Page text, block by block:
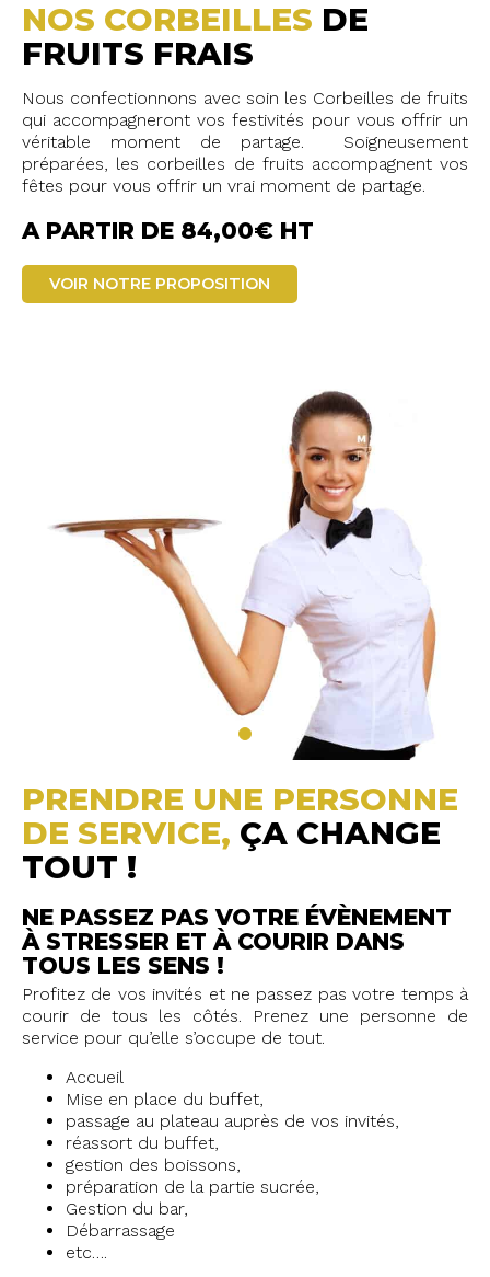
NOS CORBEILLES DE
FRUITS FRAIS
Nous confectionnons avec soin les Corbeilles de fruits
qui accompagneront vos festivités pour vous offrir un
véritable moment de partage. Soigneusement
préparées, les corbeilles de fruits accompagnent vos
fêtes pour vous offrir un vrai moment de partage.
A PARTIR DE 84,00€ HT
VOIR NOTRE PROPOSITION
PRENDRE UNE PERSONNE
DE SERVICE, ÇA CHANGE
TOUT !
NE PASSEZ PAS VOTRE ÉVÈNEMENT
À STRESSER ET À COURIR DANS
TOUS LES SENS !
Profitez de vos invités et ne passez pas votre temps à
courir de tous les côtés. Prenez une personne de
service pour qu’elle s’occupe de tout.
Accueil
Mise en place du buffet,
passage au plateau auprès de vos invités,
réassort du buffet,
gestion des boissons,
préparation de la partie sucrée,
Gestion du bar,
Débarrassage
etc….